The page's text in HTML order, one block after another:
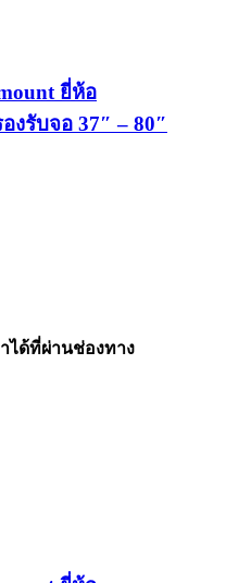
ยี่ห้อ
งรับจอ 37″ – 80″
ได้ที่ผ่านช่องทาง